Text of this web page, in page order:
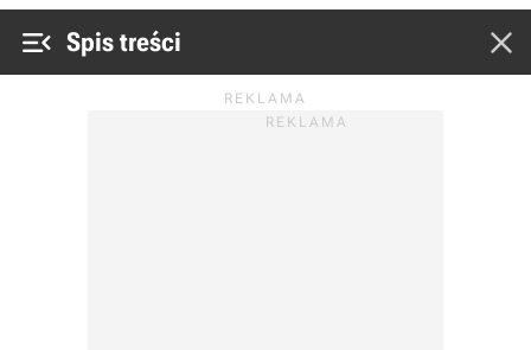
 Spis treści 